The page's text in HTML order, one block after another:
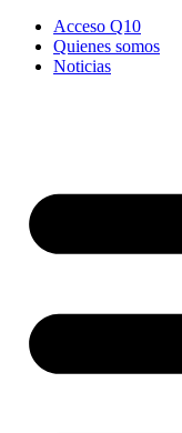
Acceso Q10
Quienes somos
Noticias